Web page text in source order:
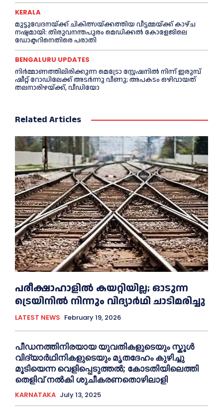
KERALA
മുട്ടുവേദനയ്ക്ക് ചികിത്സയ്ക്കത്തിയ വീട്ടമ്മയ്ക്ക് കാഴ്ച
നഷ്ടമായി: തിരുവനന്തപുരം മെഡിക്കല്‍ കോളേജിലെ
ഡോക്ടറിനെതിരെ പരാതി
BENGALURU UPDATES
നിർമ്മാണത്തിലിരിക്കുന്ന മെട്രോ സ്റ്റേഷനിൽ നിന്ന് ഇരുമ്പ്
ഷീറ്റ് റോഡിലേക്ക് അടർന്നു വീണു; അപകടം ഒഴിവായത്
തലനാരിഴയ്ക്ക്, വീഡിയോ
Related Articles
പരീക്ഷാഹാളിൽ കയറ്റിയില്ല; ഓടുന്ന
ട്രെയിനിൽ നിന്നും വിദ്യാർഥി ചാടിമരിച്ചു
LATEST NEWS February 19, 2026
പീഡനത്തിനിരയായ യുവതികളുടെയും സ്കൂൾ
വിദ്യാർഥിനികളുടെയും മൃതദേഹം കുഴിച്ചു
മൂടിയെന്ന വെളിപ്പെടുത്തൽ; കോടതിയിലെത്തി
തെളിവ് നൽകി ശുചീകരണതൊഴിലാളി
KARNATAKA July 13, 2025